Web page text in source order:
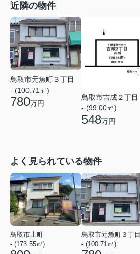
近隣の物件
鳥取市元魚町３丁目
- (100.71㎡)
780万円
鳥取市吉成２丁目
- (99.00㎡)
548万円
よく見られている物件
鳥取市上町
- (173.55㎡)
鳥取市元魚町３丁目
- (100.71㎡)